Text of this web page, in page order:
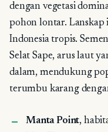
dengan vegetasi
pohon lontar.
Indonesia tropis.
Selat Sape, arus laut
dalam, mendukung
terumbu karang
Manta Point,